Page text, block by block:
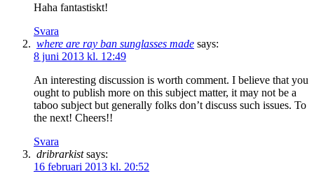
Haha fantastiskt!
Svara
where are ray ban sunglasses made says:
8 juni 2013 kl. 12:49
An interesting discussion is worth comment. I believe that you
ought to publish more on this subject matter, it may not be a
taboo subject but generally folks don’t discuss such issues. To
the next! Cheers!!
Svara
dribrarkist says:
16 februari 2013 kl. 20:52